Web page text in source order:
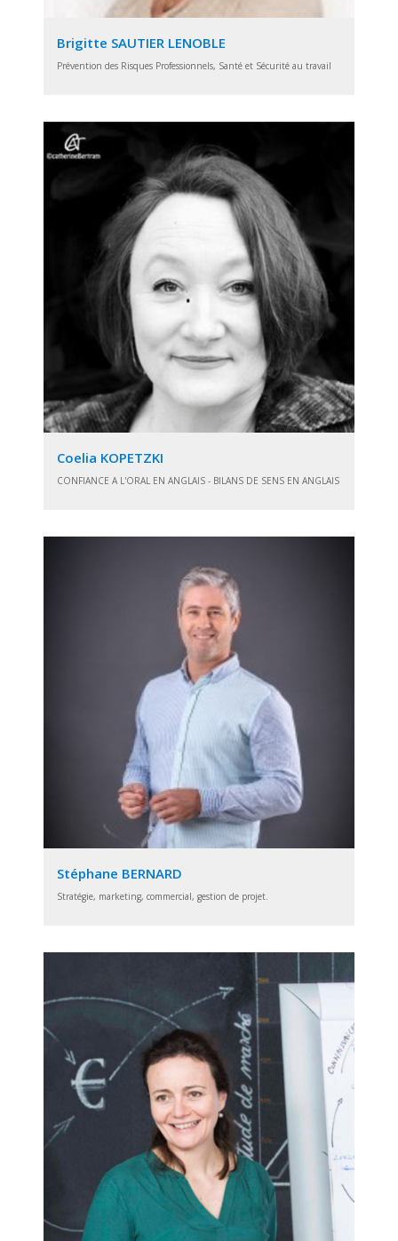
Brigitte SAUTIER LENOBLE
Prévention des Risques Professionnels, Santé et Sécurité au travail
Coelia KOPETZKI
CONFIANCE A L'ORAL EN ANGLAIS - BILANS DE SENS EN ANGLAIS
Stéphane BERNARD
Stratégie, marketing, commercial, gestion de projet.